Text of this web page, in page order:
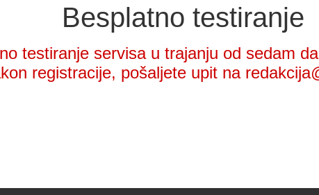
Besplatno testiranje
testiranje servisa u trajanju od sedam
registracije, pošaljete upit na